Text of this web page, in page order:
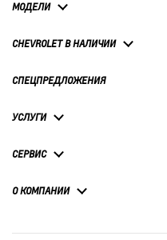
МОДЕЛИ
CHEVROLET В НАЛИЧИИ
СПЕЦПРЕДЛОЖЕНИЯ
УСЛУГИ
СЕРВИС
О КОМПАНИИ